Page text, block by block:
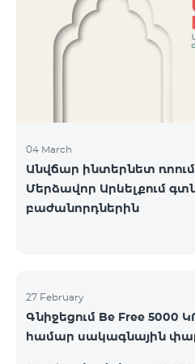
Կիրակի-08․03 Երևան Կենտրոն Իսակովի
պողոտա 3/7 09:00-18:00
Երևան Կենտրոն
04 March
Անվճար ինտերնետ
Մերձավոր Արևելքում
բաժանորդներին
27 February
Գնիջեցում Be Free 5000
համար սակագնային